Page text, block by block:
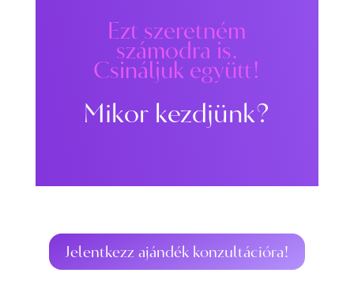
Ezt szeretném
számodra is.
Csináljuk együtt!
Mikor kezdjünk?
Jelentkezz ajándék konzultációra!